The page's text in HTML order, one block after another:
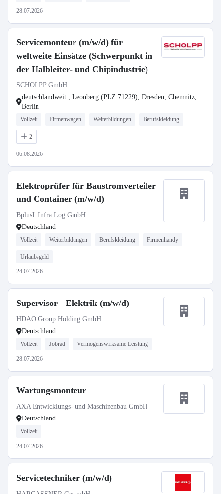
28.07.2026
Servicemonteur (m/w/d) für
weltweite Einsätze (Schwerpunkt in
der Halbleiter- und Chipindustrie)
SCHOLPP GmbH
deutschlandweit , Leonberg (PLZ 71229), Dresden, Chemnitz,
Berlin
Vollzeit Firmenwagen Weiterbildungen Berufskleidung
2
06.08.2026
Elektroprüfer für Baustromverteiler
und Container (m/w/d)
BplusL Infra Log GmbH
Deutschland
Vollzeit Weiterbildungen Berufskleidung Firmenhandy
Urlaubsgeld
24.07.2026
Supervisor - Elektrik (m/w/d)
HDAO Group Holding GmbH
Deutschland
Vollzeit Jobrad Vermögenswirksame Leistung
28.07.2026
Wartungsmonteur
AXA Entwicklungs- und Maschinenbau GmbH
Deutschland
Vollzeit
24.07.2026
Servicetechniker (m/w/d)